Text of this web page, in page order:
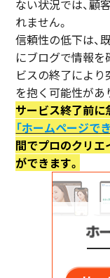
ない状況では、顧
れません。
信頼性の低下は、
にブログで情報を
ビスの終了により
を抱く可能性があ
サービス終了前に
「ホームページで
間でプロのクリエ
ができます。